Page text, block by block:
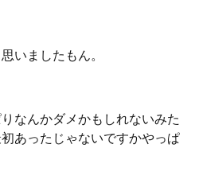
いましたもん。
なんかダメかもしれないみた
あったじゃないですかやっぱ